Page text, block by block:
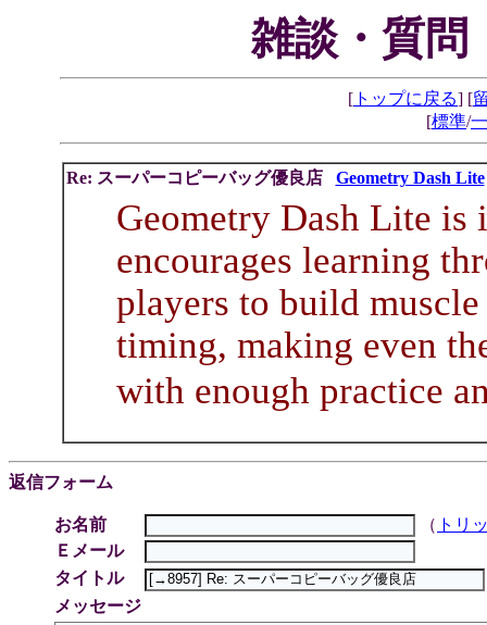
雑談・質問
[ トップに戻る] [
[標準/
Re: スーパーコピーバッグ優良店 Geometry Dash Lite
Geometry Dash Lite is
encourages learning
players to build
timing, making even
with enough practice
返信フォーム
お名前 （ トリ
Ｅメール
タイトル
メッセージ